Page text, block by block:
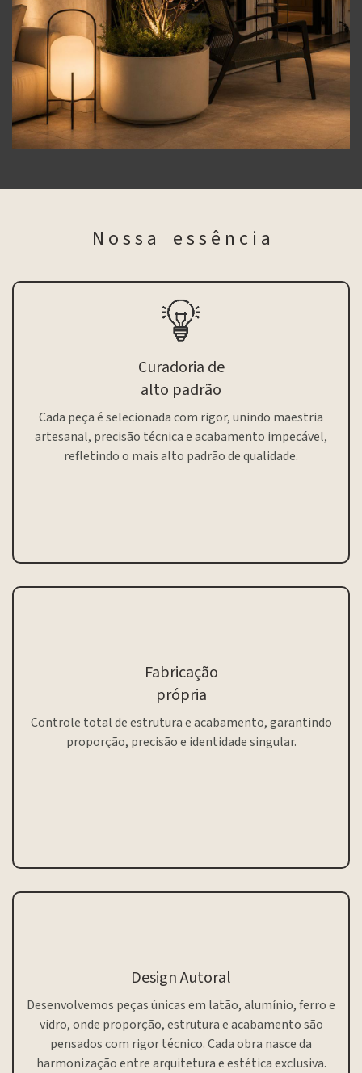
N o s s a e s s ê n c i a
Curadoria de
alto padrão
Cada peça é selecionada com rigor, unindo maestria
artesanal, precisão técnica e acabamento impecável,
refletindo o mais alto padrão de qualidade.
Fabricação
própria
Controle total de estrutura e acabamento, garantindo
proporção, precisão e identidade singular.
Design Autoral
Desenvolvemos peças únicas em latão, alumínio, ferro e
vidro, onde proporção, estrutura e acabamento são
pensados com rigor técnico. Cada obra nasce da
harmonização entre arquitetura e estética exclusiva.